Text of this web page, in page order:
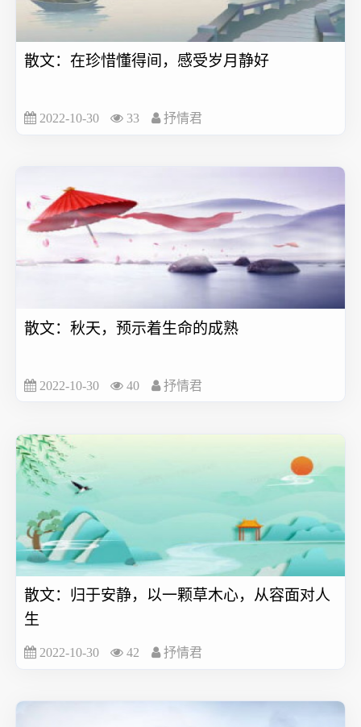
散文：在珍惜懂得间，感受岁月静好
2022-10-30 33 抒情君
散文：秋天，预示着生命的成熟
2022-10-30 40 抒情君
散文：归于安静，以一颗草木心，从容面对人
生
2022-10-30 42 抒情君